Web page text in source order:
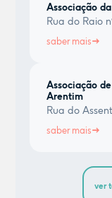
Associação
Rua do Raio
saber mais
Associação
Arentim
Rua do
saber mais
ver